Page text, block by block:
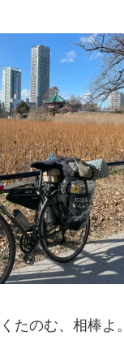
たのむ、相棒よ。